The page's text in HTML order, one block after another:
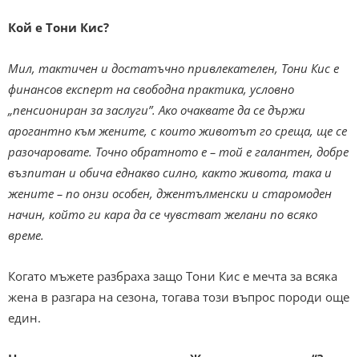
Кой е Тони Кис?
Мил, тактичен и достатъчно привлекателен, Тони Кис е
финансов експерт на свободна практика, условно
„пенсиониран за заслуги”. Ако очаквате да се държи
арогантно към жените, с които животът го среща, ще се
разочаровате. Точно обратното е – той е галантен, добре
възпитан и обича еднакво силно, както живота, така и
жените – по онзи особен, джентълменски и старомоден
начин, който ги кара да се чувстват желани по всяко
време.
Когато мъжете разбраха защо Тони Кис е мечта за всяка
жена в разгара на сезона, тогава този въпрос породи още
един.